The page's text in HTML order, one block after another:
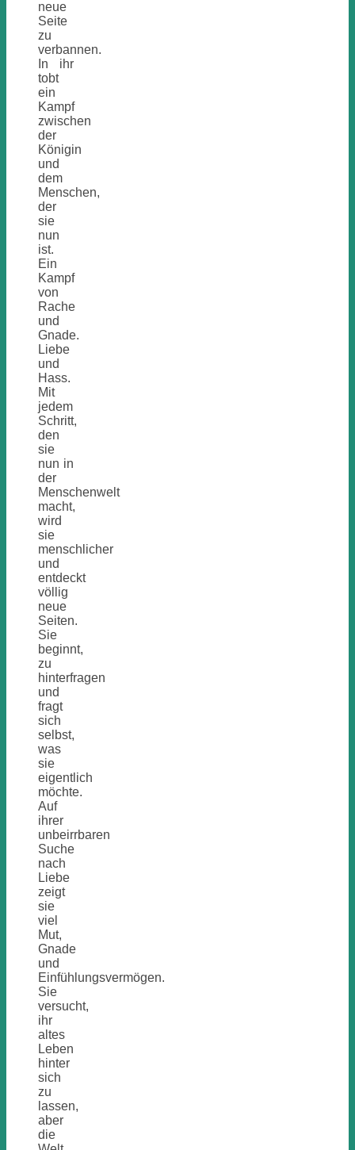
neue
Seite
zu
verbannen.
In ihr
tobt
ein
Kampf
zwischen
der
Königin
und
dem
Menschen,
der
sie
nun
ist.
Ein
Kampf
von
Rache
und
Gnade.
Liebe
und
Hass.
Mit
jedem
Schritt,
den
sie
nun in
der
Menschenwelt
macht,
wird
sie
menschlicher
und
entdeckt
völlig
neue
Seiten.
Sie
beginnt,
zu
hinterfragen
und
fragt
sich
selbst,
was
sie
eigentlich
möchte.
Auf
ihrer
unbeirrbaren
Suche
nach
Liebe
zeigt
sie
viel
Mut,
Gnade
und
Einfühlungsvermögen.
Sie
versucht,
ihr
altes
Leben
hinter
sich
zu
lassen,
aber
die